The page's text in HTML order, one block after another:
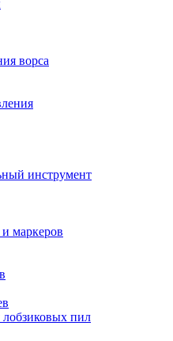
ворса
инструмент
маркеров
пил